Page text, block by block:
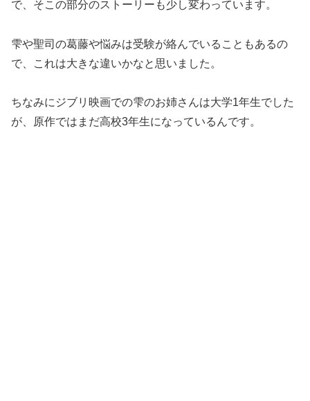
で、そこの部分のストーリーも少し変わっています。
雫や聖司の葛藤や悩みは受験が絡んでいることもあるの
で、これは大きな違いかなと思いました。
ちなみにジブリ映画での雫のお姉さんは大学1年生でした
が、原作ではまだ高校3年生になっているんです。